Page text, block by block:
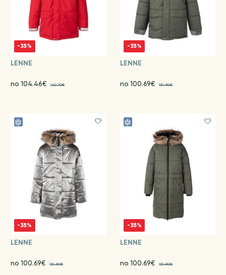
-35%
LENNE
no 104.46€ 160.70€
-35%
LENNE
no 100.69€ 154.90€
-35%
LENNE
no 100.69€ 154.90€
-35%
LENNE
no 100.69€ 154.90€